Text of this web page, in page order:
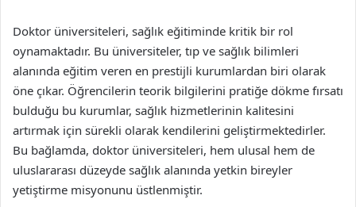
Doktor üniversiteleri, sağlık eğitiminde kritik bir rol
oynamaktadır. Bu üniversiteler, tıp ve sağlık bilimleri
alanında eğitim veren en prestijli kurumlardan biri olarak
öne çıkar. Öğrencilerin teorik bilgilerini pratiğe dökme fırsatı
bulduğu bu kurumlar, sağlık hizmetlerinin kalitesini
artırmak için sürekli olarak kendilerini geliştirmektedirler.
Bu bağlamda, doktor üniversiteleri, hem ulusal hem de
uluslararası düzeyde sağlık alanında yetkin bireyler
yetiştirme misyonunu üstlenmiştir.